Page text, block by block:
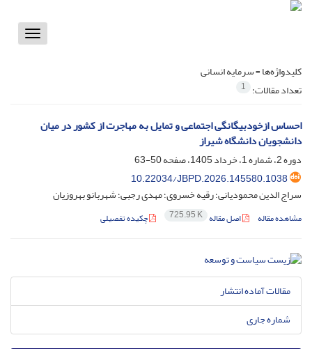
Toggle
کلیدواژه‌ها =سرمایه انسانی
تعداد مقالات: 1
احساس ازخودبیگانگی اجتماعی و تمایل به مهاجرت از کشور در میان
دانشجویان دانشگاه شیراز
دوره 2، شماره 1، خرداد 1405، صفحه
50-63
10.22034/JBPD.2026.145580.1038
سراج الدین محمودیانی؛ رقیه خسروی؛ مهدی رجبی؛ شهربانو بهروزیان
مشاهده مقاله اصل مقاله 725.95 K چکیده تفصیلی
مقالات آماده انتشار
شماره جاری